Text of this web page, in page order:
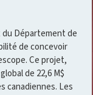
Département de
de concevoir
Ce projet,
de 22,6 M$
canadiennes. Les